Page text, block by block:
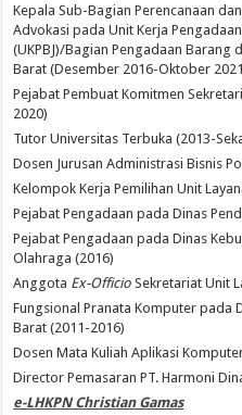
Kepala Sub-Bagian Perencanaan
Advokasi pada Unit Kerja
(UKPBJ)/Bagian Pengadaan Barang
Barat (Desember 2016-Oktober
Pejabat Pembuat Komitmen
2020)
Tutor Universitas Terbuka (2013-
Dosen Jurusan Administrasi Bisnis
Kelompok Kerja Pemilihan Unit
Pejabat Pengadaan pada Dinas
Pejabat Pengadaan pada Dinas
Olahraga (2016)
Anggota Ex-Officio Sekretariat Unit
Fungsional Pranata Komputer pada
Barat (2011-2016)
Dosen Mata Kuliah Aplikasi
Director Pemasaran PT. Harmoni
e-LHKPN Christian Gamas